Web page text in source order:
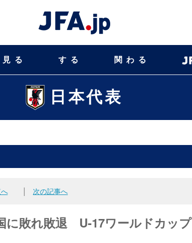
見る する 関わる
日本代表
次の記事へ
敗れ敗退 U-17ワールドカップ